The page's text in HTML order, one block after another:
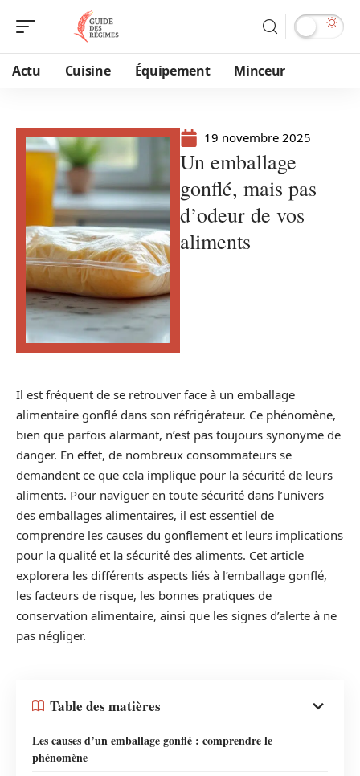
Actu Cuisine Équipement Minceur
19 novembre 2025
Un emballage
gonflé, mais pas
d’odeur de vos
aliments
Il est fréquent de se retrouver face à un emballage
alimentaire gonflé dans son réfrigérateur. Ce phénomène,
bien que parfois alarmant, n’est pas toujours synonyme de
danger. En effet, de nombreux consommateurs se
demandent ce que cela implique pour la sécurité de leurs
aliments. Pour naviguer en toute sécurité dans l’univers
des emballages alimentaires, il est essentiel de
comprendre les causes du gonflement et leurs implications
pour la qualité et la sécurité des aliments. Cet article
explorera les différents aspects liés à l’emballage gonflé,
les facteurs de risque, les bonnes pratiques de
conservation alimentaire, ainsi que les signes d’alerte à ne
pas négliger.
Table des matières
Les causes d’un emballage gonflé : comprendre le
phénomène